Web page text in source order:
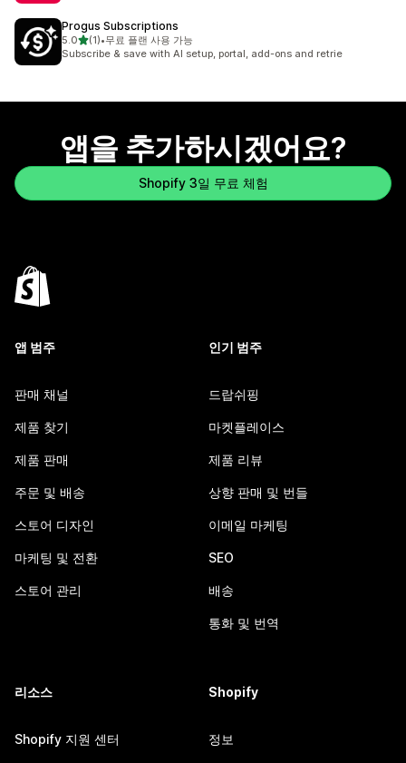
Progus Subscriptions
5.0별 5개 중
(1)
총 리뷰 1개
•무료 플랜 사용 가능
Subscribe & save with AI setup, portal, add-ons and retrie
앱을 추가하시겠어요?
Shopify 3일 무료 체험
앱 범주
판매 채널
제품 찾기
제품 판매
주문 및 배송
스토어 디자인
마케팅 및 전환
스토어 관리
인기 범주
드랍쉬핑
마켓플레이스
제품 리뷰
상향 판매 및 번들
이메일 마케팅
SEO
배송
통화 및 번역
리소스
Shopify 지원 센터
Shopify
정보